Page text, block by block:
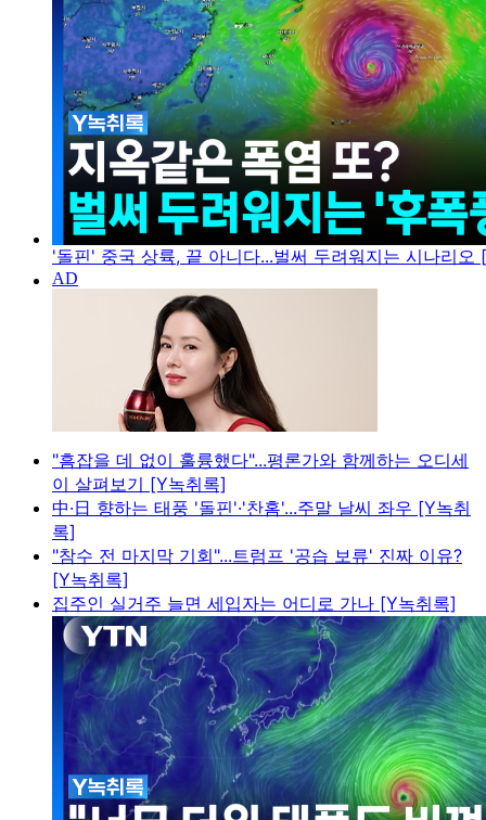
'돌핀' 중국 상륙, 끝 아니다...벌써 두려워지는 시나리오
"흠잡을 데 없이 훌륭했다"...평론가와 함께하는 오디세
이 살펴보기 [Y녹취록]
中·日 향하는 태풍 '돌핀'·'찬홈'...주말 날씨 좌우 [Y녹취
록]
"참수 전 마지막 기회"...트럼프 '공습 보류' 진짜 이유?
[Y녹취록]
집주인 실거주 늘면 세입자는 어디로 가나 [Y녹취록]